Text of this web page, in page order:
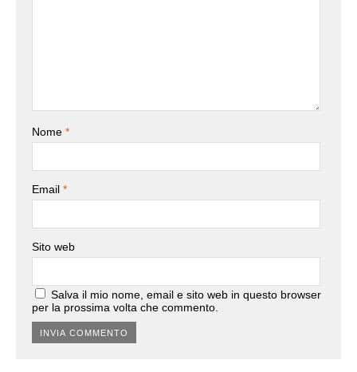
Nome *
Email *
Sito web
Salva il mio nome, email e sito web in questo browser
per la prossima volta che commento.